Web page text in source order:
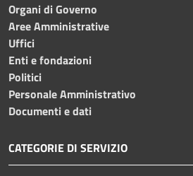
Organi di Governo
Aree Amministrative
Uffici
Enti e fondazioni
Politici
Personale Amministrativo
Documenti e dati
CATEGORIE DI SERVIZIO